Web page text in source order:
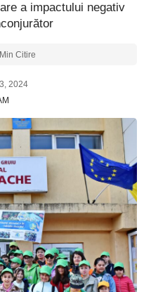
a impactului negativ
2024
Citire